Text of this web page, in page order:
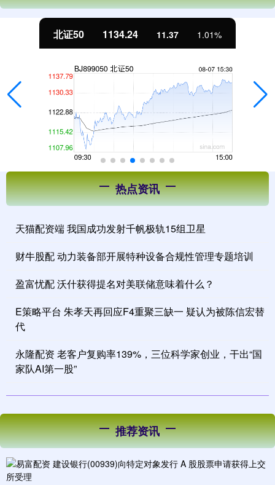
北证50 1134.24 11.37 1.01%
热点资讯
天猫配资端 我国成功发射千帆极轨15组卫星
财牛股配 动力装备部开展特种设备合规性管理专题培训
盈富忧配 沃什获得提名对美联储意味着什么？
E策略平台 朱孝天再回应F4重聚三缺一 疑认为被陈信宏替
代
永隆配资 老客户复购率139%，三位科学家创业，干出“国
家队AI第一股”
推荐资讯